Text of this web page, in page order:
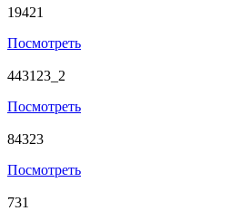
19421
Посмотреть
443123_2
Посмотреть
84323
Посмотреть
731